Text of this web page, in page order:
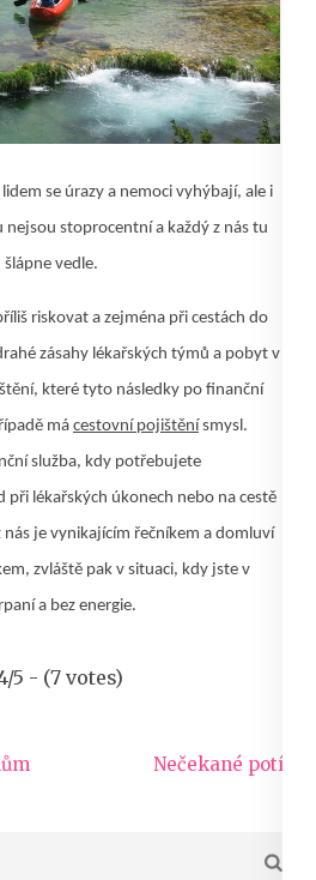
se úrazy a nemoci vyhýbají, ale i
nejsou stoprocentní a každý z nás tu
vedle.
riskovat a zejména při cestách do
zásahy lékařských týmů a pobyt v
které tyto následky po finanční
má cestovní pojištění smysl.
služba, kdy potřebujete
lékařských úkonech nebo na cestě
nás je vynikajícím řečníkem a domluví
zvláště pak v situaci, kdy jste v
a bez energie.
5 - (7 votes)
Nečekané potíže